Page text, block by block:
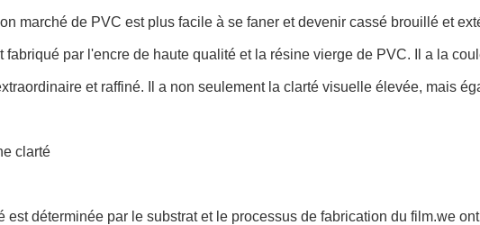
marché de PVC est plus facile à se faner et devenir cassé brouillé et
fabriqué par l'encre de haute qualité et la résine vierge de PVC. Il a la
et raffiné. Il a non seulement la clarté visuelle élevée, mais
clarté
est déterminée par le substrat et le processus de fabrication du film.we